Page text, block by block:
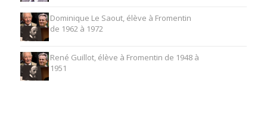
Dominique Le Saout, élève à Fromentin
de 1962 à 1972
René Guillot, élève à Fromentin de 1948 à
1951